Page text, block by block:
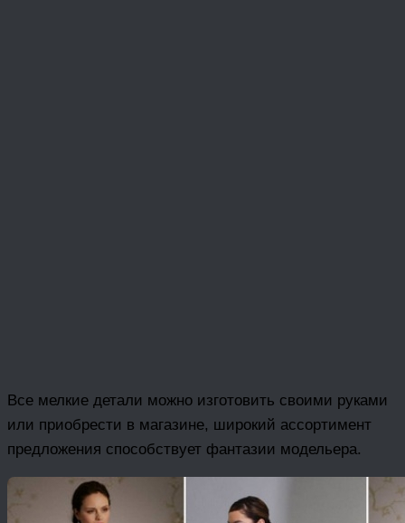
Все мелкие детали можно изготовить своими руками
или приобрести в магазине, широкий ассортимент
предложения способствует фантазии модельера.